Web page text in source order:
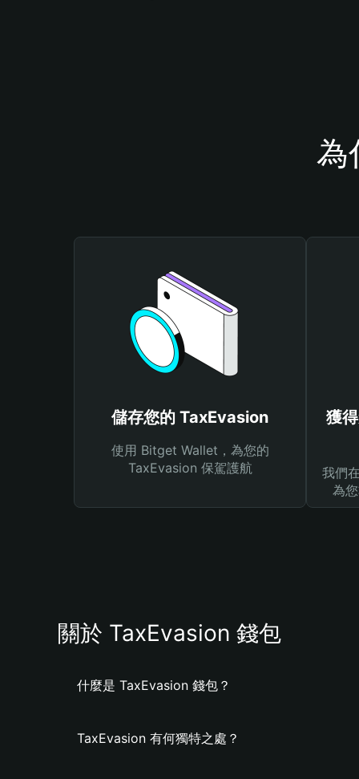
為
儲存您的 TaxEvasion
使用 Bitget Wallet，為您的
TaxEvasion 保駕護航
獲
我們
為
關於 TaxEvasion 錢包
什麼是 TaxEvasion 錢包？
TaxEvasion 有何獨特之處？